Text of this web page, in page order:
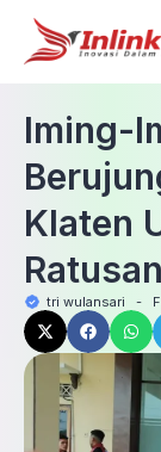
Iming-
Klaten
tri wulansari -